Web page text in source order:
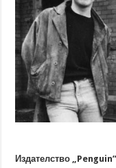
Издателство